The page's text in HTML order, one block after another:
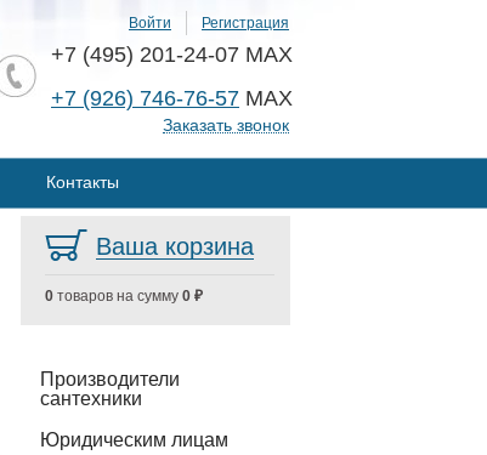
Войти Регистрация
+7 (495) 201-24-07 MAX
+7 (926) 746-76-57 MAX
Заказать звонок
Контакты
Ваша корзина
0 товаров на сумму 0 ₽
Производители
сантехники
Юридическим лицам